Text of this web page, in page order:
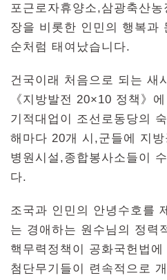
포근로자휴양소,삼광축산
장을 비롯한 인민의 행복과
순처럼 태여났습니다.
건국이래 처음으로 되는 새
《지방발전 20×10 정책》
기적대업이 조선로동당의
해마다 20개 시,군들에 지
병원시설,종합봉사소들이
다.
조국과 인민의 안녕수호를
는 경애하는 원수님의 정력
핵무력정책이 공화국헌법
첨단무기들이 련속적으로